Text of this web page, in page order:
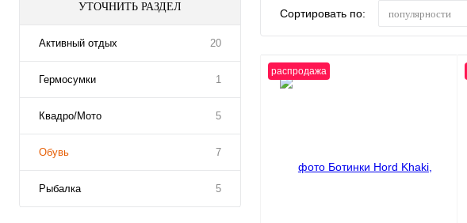
УТОЧНИТЬ РАЗДЕЛ
Активный отдых 20
Гермосумки 1
Квадро/Мото 5
Обувь 7
Рыбалка 5
Сортировать по: популярности
распродажа